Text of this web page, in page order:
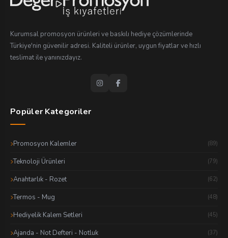
Kurumsal promosyon ürünleri ve baskılı hediye çözümlerinde
Türkiye'nin güvenilir adresi. Kaliteli ürünler, uygun fiyatlar ve hızlı
teslimat ile yanınızdayız.
Popüler Kategoriler
Promosyon Kalemler (89)
Teknoloji Ürünleri (79)
Anahtarlık - Rozet (62)
Termos - Mug (48)
Hediyelik Kalem Setleri (45)
Ajanda - Not Defteri - Notluk (37)